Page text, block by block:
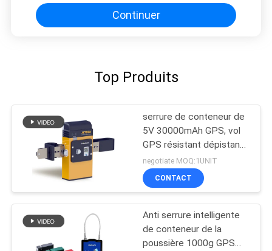
Continuer
Top Produits
serrure de conteneur de
5V 30000mAh GPS, vol
GPS résistant dépistant
la serrure
negotiate MOQ:1UNIT
CONTACT
Anti serrure intelligente
de conteneur de la
poussière 1000g GPS